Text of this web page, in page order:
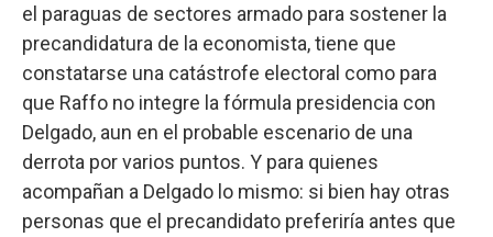
el paraguas de sectores armado para sostener la
precandidatura de la economista, tiene que
constatarse una catástrofe electoral como para
que Raffo no integre la fórmula presidencia con
Delgado, aun en el probable escenario de una
derrota por varios puntos. Y para quienes
acompañan a Delgado lo mismo: si bien hay otras
personas que el precandidato preferiría antes que